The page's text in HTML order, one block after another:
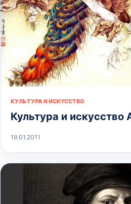
КУЛЬТУРА И ИСКУССТВО
Культура и искусство
19.01.2011